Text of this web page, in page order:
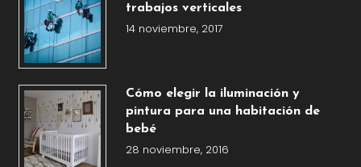
trabajos verticales
14 noviembre, 2017
Cómo elegir la iluminación y
pintura para una habitación de
bebé
28 noviembre, 2016